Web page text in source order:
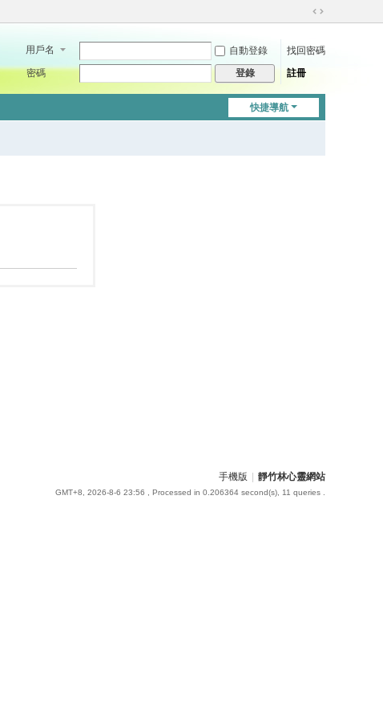
切
到
用戶名 自動登錄
找回密碼
密碼
登錄 註冊
快捷導航
手機版 靜竹林心靈網站
GMT+8, 2026-8-6 23:56 , Processed in 0.206364 second(s), 11 queries .